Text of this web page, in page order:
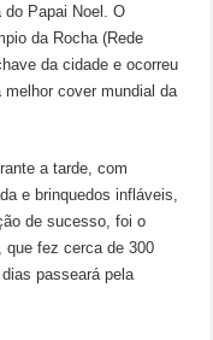
do Papai Noel. O
da Rocha (Rede
da cidade e ocorreu
cover mundial da
a tarde, com
e brinquedos infláveis,
de sucesso, foi o
que fez cerca de 300
passeará pela